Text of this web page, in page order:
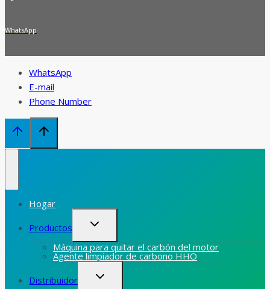
WhatsApp
WhatsApp
E-mail
Phone Number
Hogar
Productos
Alternar
hijo
Máquina para quitar el carbón del motor
Agente limpiador de carbono HHO
Distribuidor
Alternar